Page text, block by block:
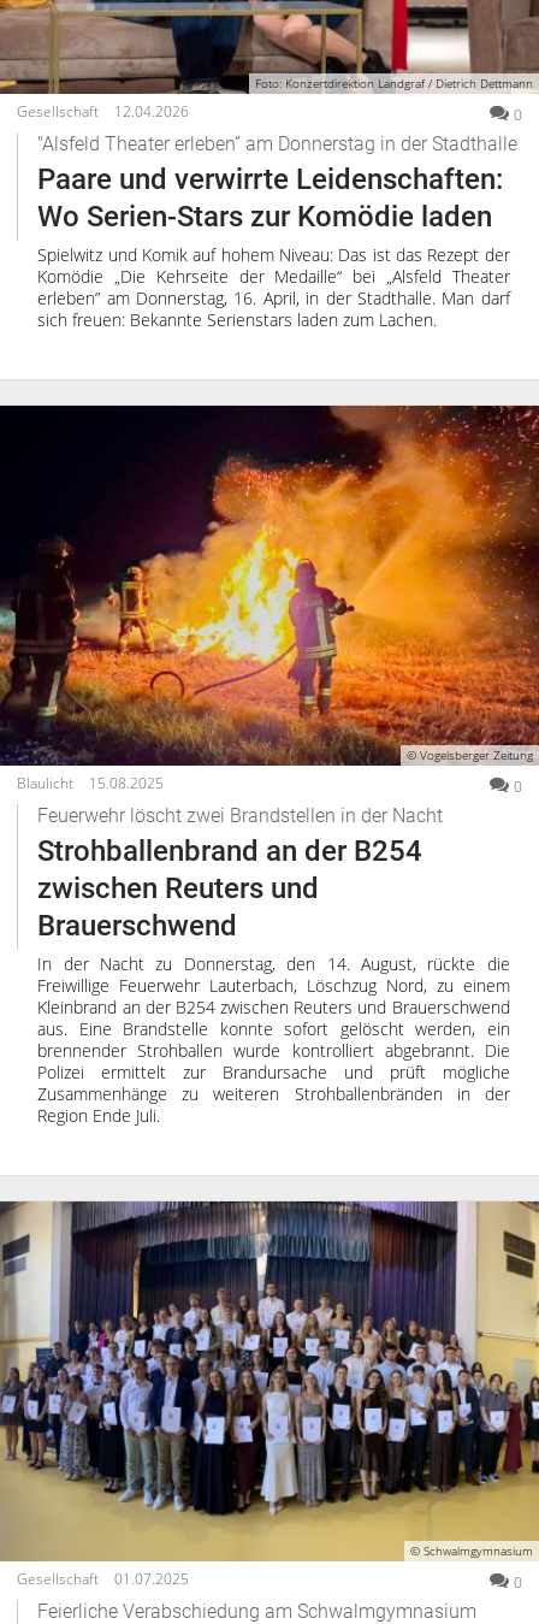
Foto: Konzertdirektion Landgraf / Dietrich Dettmann
Gesellschaft 12.04.2026 0
"Alsfeld Theater erleben” am Donnerstag in der Stadthalle
Paare und verwirrte Leidenschaften:
Wo Serien-Stars zur Komödie laden
Spielwitz und Komik auf hohem Niveau: Das ist das Rezept der
Komödie „Die Kehrseite der Medaille“ bei „Alsfeld Theater
erleben” am Donnerstag, 16. April, in der Stadthalle. Man darf
sich freuen: Bekannte Serienstars laden zum Lachen.
© Vogelsberger Zeitung
Blaulicht 15.08.2025 0
Feuerwehr löscht zwei Brandstellen in der Nacht
Strohballenbrand an der B254
zwischen Reuters und
Brauerschwend
In der Nacht zu Donnerstag, den 14. August, rückte die
Freiwillige Feuerwehr Lauterbach, Löschzug Nord, zu einem
Kleinbrand an der B254 zwischen Reuters und Brauerschwend
aus. Eine Brandstelle konnte sofort gelöscht werden, ein
brennender Strohballen wurde kontrolliert abgebrannt. Die
Polizei ermittelt zur Brandursache und prüft mögliche
Zusammenhänge zu weiteren Strohballenbränden in der
Region Ende Juli.
© Schwalmgymnasium
Gesellschaft 01.07.2025 0
Feierliche Verabschiedung am Schwalmgymnasium